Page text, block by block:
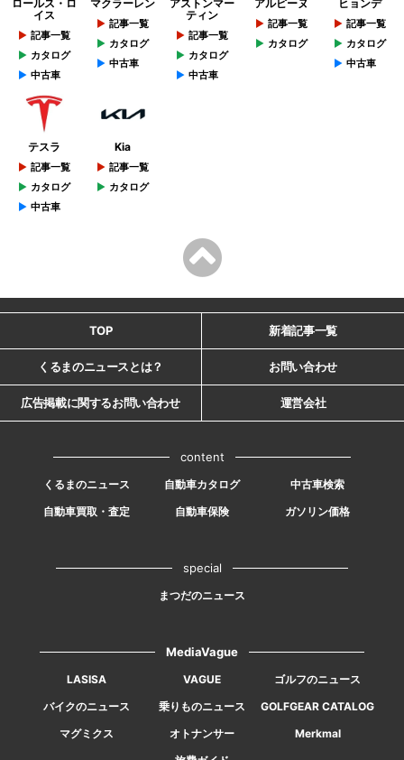
ロールス・ロ
イス
記事一覧
カタログ
中古車
マクラーレン
記事一覧
カタログ
中古車
アストンマー
ティン
記事一覧
カタログ
中古車
アルピーヌ
記事一覧
カタログ
ヒョンデ
記事一覧
カタログ
中古車
テスラ
記事一覧
カタログ
中古車
Kia
記事一覧
カタログ
TOP 新着記事一覧
くるまのニュースとは？ お問い合わせ
広告掲載に関するお問い合わせ 運営会社
content
くるまのニュース 自動車カタログ
中古車検索
自動車買取・査定
自動車保険 ガソリン価格
special
まつだのニュース
MediaVague
LASISA VAGUE
ゴルフのニュース
バイクのニュース
乗りものニュース
GOLFGEAR CATALOG
マグミクス
オトナンサー
Merkmal